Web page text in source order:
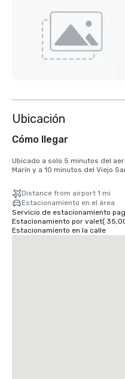
Ubicación
Cómo llegar
Ubicado a solo 5 minutos del
Marín y a 10 minutos del Viejo
Distance from airport 1 mi
Estacionamiento en el área
Servicio de estacionamiento
Estacionamiento por valet(
Estacionamiento en la calle